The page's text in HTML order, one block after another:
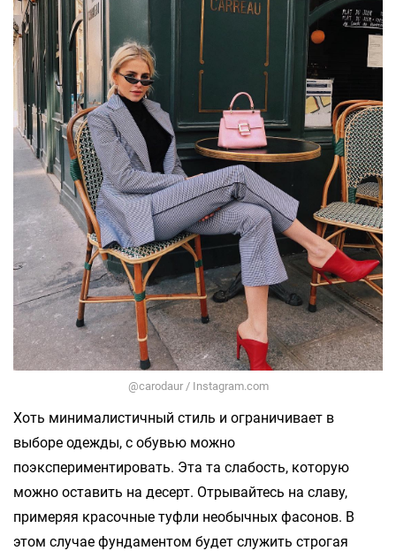
@carodaur / Instagram.com
Хоть минималистичный стиль и ограничивает в
выборе одежды, с обувью можно
поэкспериментировать. Эта та слабость, которую
можно оставить на десерт. Отрывайтесь на славу,
примеряя красочные туфли необычных фасонов. В
этом случае фундаментом будет служить строгая